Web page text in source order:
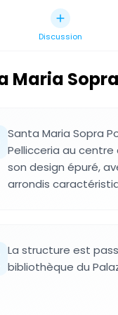
Discussion
Maria
Santa Maria Sopra
Pellicceria au
son design épuré,
arrondis
La structure est
bibliothèque du